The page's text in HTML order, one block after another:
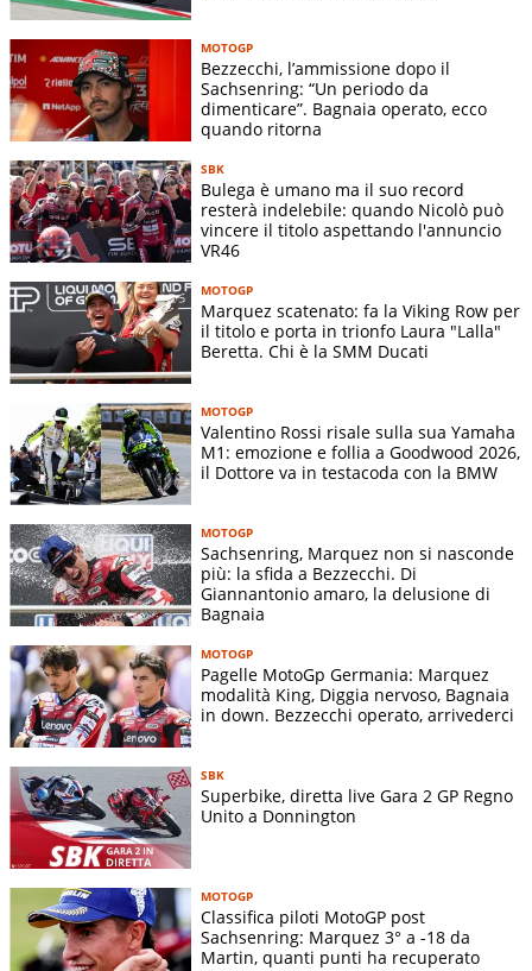
MOTOGP
Bezzecchi, l’ammissione dopo il
Sachsenring: “Un periodo da
dimenticare”. Bagnaia operato, ecco
quando ritorna
SBK
Bulega è umano ma il suo record
resterà indelebile: quando Nicolò può
vincere il titolo aspettando l'annuncio
VR46
MOTOGP
Marquez scatenato: fa la Viking Row per
il titolo e porta in trionfo Laura "Lalla"
Beretta. Chi è la SMM Ducati
MOTOGP
Valentino Rossi risale sulla sua Yamaha
M1: emozione e follia a Goodwood 2026,
il Dottore va in testacoda con la BMW
MOTOGP
Sachsenring, Marquez non si nasconde
più: la sfida a Bezzecchi. Di
Giannantonio amaro, la delusione di
Bagnaia
MOTOGP
Pagelle MotoGp Germania: Marquez
modalità King, Diggia nervoso, Bagnaia
in down. Bezzecchi operato, arrivederci
SBK
Superbike, diretta live Gara 2 GP Regno
Unito a Donnington
MOTOGP
Classifica piloti MotoGP post
Sachsenring: Marquez 3° a -18 da
Martin, quanti punti ha recuperato